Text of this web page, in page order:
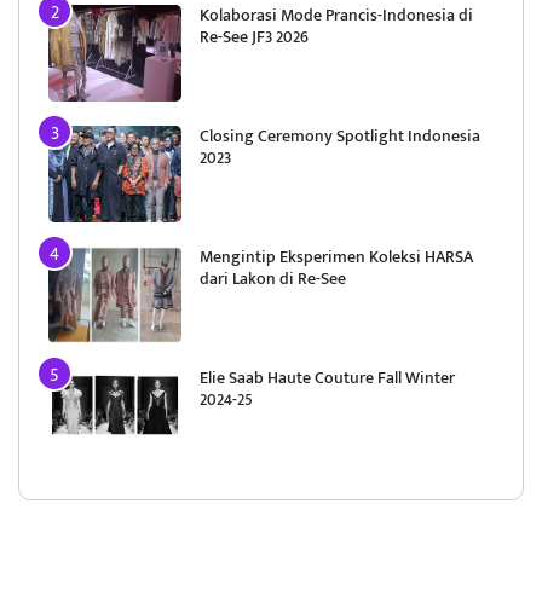
Kolaborasi Mode Prancis-Indonesia di
Re-See JF3 2026
Closing Ceremony Spotlight Indonesia
2023
Mengintip Eksperimen Koleksi HARSA
dari Lakon di Re-See
Elie Saab Haute Couture Fall Winter
2024-25